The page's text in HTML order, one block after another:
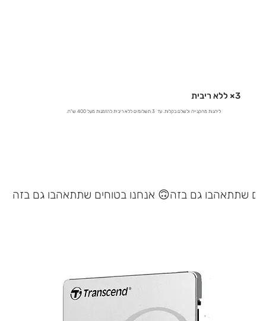
3× ללא ריבית
ליהנות מהקנייה ולשלם בקלות. עד 3 תשלומים ללא ריבית להזמנות מעל 400 ש"ח.
אנחנו בטוחים שתתאהבו גם בזה 🙃